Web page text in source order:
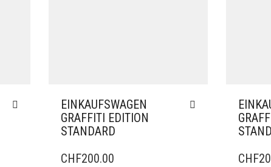
EINKAUFSWAGEN
GRAFFITI EDITION
STANDARD
CHF200.00
CHF